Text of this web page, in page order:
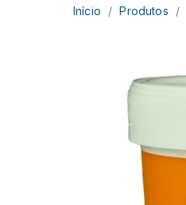
Início / Produtos /